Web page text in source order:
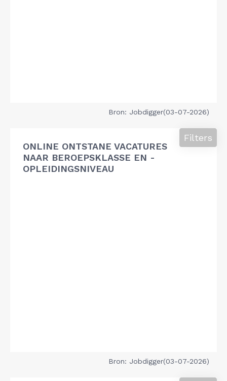
Bron: Jobdigger(03-07-2026)
ONLINE ONTSTANE VACATURES
NAAR BEROEPSKLASSE EN -
OPLEIDINGSNIVEAU
Filters
Bron: Jobdigger(03-07-2026)